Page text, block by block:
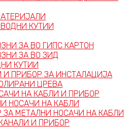
КУТИИ
ЗА ВО ГИПС КАРТОН
ЗА ВО ЗИД
КУТИИ
И ПРИБОР ЗА ИНСТАЛАЦИЈА
ЦРЕВА
НА КАБЛИ И ПРИБОР
НОСАЧИ НА КАБЛИ
ЗА МЕТАЛНИ НОСАЧИ НА КАБЛИ
И ПРИБОР